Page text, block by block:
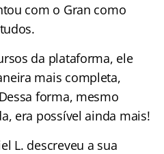
com o Gran como
da plataforma, ele
mais completa,
forma, mesmo
era possível ainda mais!
L. descreveu a sua